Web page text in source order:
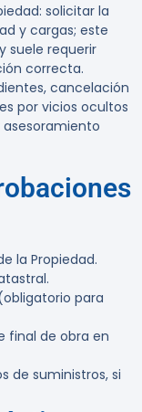
solicitar la
y cargas; este
suele requerir
correcta.
cancelación
por vicios ocultos
la Propiedad.
para
final de obra en
de suministros, si